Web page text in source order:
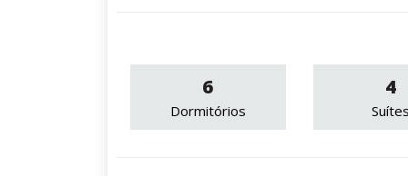
6
Dormitórios
4